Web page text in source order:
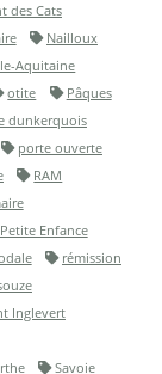
des Cats
Nailloux
Aquitaine
otite
Pâques
dunkerquois
porte ouverte
RAM
Enfance
rémission
Inglevert
Savoie